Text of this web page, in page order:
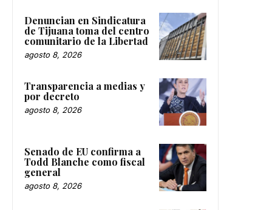
Denuncian en Sindicatura
de Tijuana toma del centro
comunitario de la Libertad
agosto 8, 2026
Transparencia a medias y
por decreto
agosto 8, 2026
Senado de EU confirma a
Todd Blanche como fiscal
general
agosto 8, 2026